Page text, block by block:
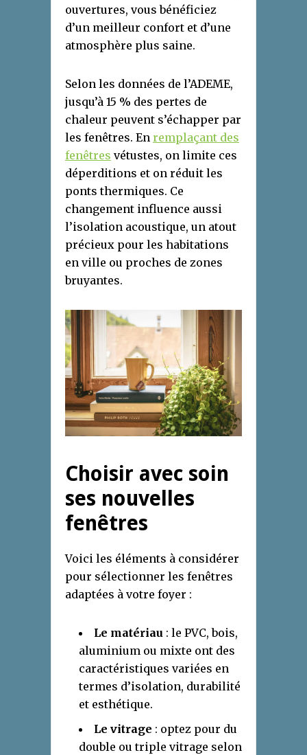
ouvertures, vous bénéficiez
d’un meilleur confort et d’une
atmosphère plus saine.
Selon les données de l’ADEME,
jusqu’à 15 % des pertes de
chaleur peuvent s’échapper par
les fenêtres. En remplaçant des
fenêtres vétustes, on limite ces
déperditions et on réduit les
ponts thermiques. Ce
changement influence aussi
l’isolation acoustique, un atout
précieux pour les habitations
en ville ou proches de zones
bruyantes.
Choisir avec soin
ses nouvelles
fenêtres
Voici les éléments à considérer
pour sélectionner les fenêtres
adaptées à votre foyer :
Le matériau : le PVC, bois,
aluminium ou mixte ont des
caractéristiques variées en
termes d’isolation, durabilité
et esthétique.
Le vitrage : optez pour du
double ou triple vitrage selon